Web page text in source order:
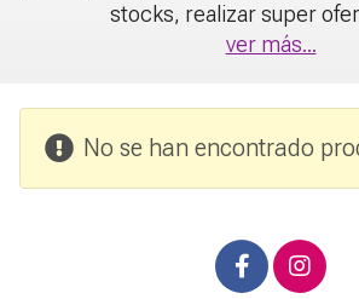
stocks, realizar super
ver más...
No se han encontrado